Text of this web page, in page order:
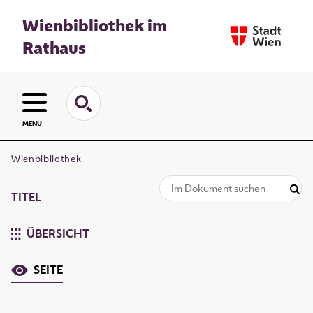
Wienbibliothek im
Rathaus
MENU
Wienbibliothek
TITEL
ÜBERSICHT
SEITE